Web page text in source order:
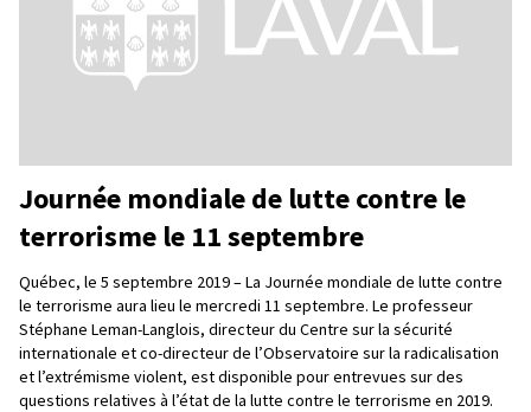
Journée mondiale de lutte contre le
terrorisme le 11 septembre
Québec, le 5 septembre 2019 – La Journée mondiale de lutte contre
le terrorisme aura lieu le mercredi 11 septembre. Le professeur
Stéphane Leman-Langlois, directeur du Centre sur la sécurité
internationale et co-directeur de l’Observatoire sur la radicalisation
et l’extrémisme violent, est disponible pour entrevues sur des
questions relatives à l’état de la lutte contre le terrorisme en 2019.